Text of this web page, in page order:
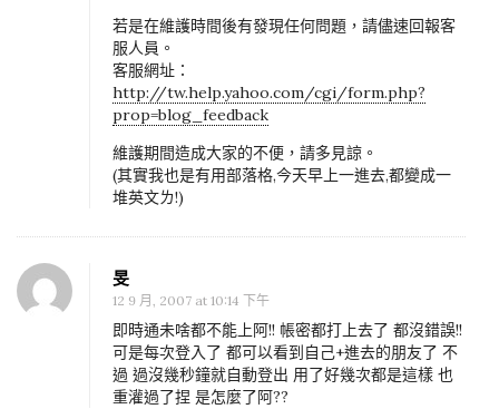
若是在維護時間後有發現任何問題，請儘速回報客
服人員。
客服網址：
http://tw.help.yahoo.com/cgi/form.php?
prop=blog_feedback
維護期間造成大家的不便，請多見諒。
(其實我也是有用部落格,今天早上一進去,都變成一
堆英文ㄌ!)
旻
12 9 月, 2007 at 10:14 下午
即時通未啥都不能上阿!! 帳密都打上去了 都沒錯誤!!
可是每次登入了 都可以看到自己+進去的朋友了 不
過 過沒幾秒鐘就自動登出 用了好幾次都是這樣 也
重灌過了捏 是怎麼了阿??